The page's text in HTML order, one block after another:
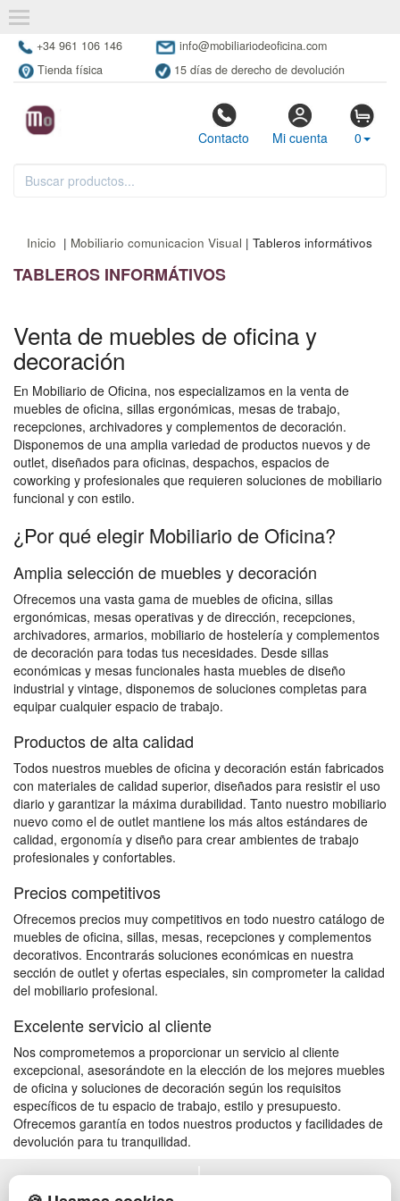
+34 961 106 146
info@mobiliariodeoficina.com
Tienda física
15 días de derecho de devolución
Contacto Mi cuenta 0
Inicio | Mobiliario comunicacion Visual | Tableros informátivos
TABLEROS INFORMÁTIVOS
Venta de muebles de oficina y
decoración
En Mobiliario de Oficina, nos especializamos en la venta de
muebles de oficina, sillas ergonómicas, mesas de trabajo,
recepciones, archivadores y complementos de decoración.
Disponemos de una amplia variedad de productos nuevos y de
outlet, diseñados para oficinas, despachos, espacios de
coworking y profesionales que requieren soluciones de mobiliario
funcional y con estilo.
¿Por qué elegir Mobiliario de Oficina?
Amplia selección de muebles y decoración
Ofrecemos una vasta gama de muebles de oficina, sillas
ergonómicas, mesas operativas y de dirección, recepciones,
archivadores, armarios, mobiliario de hostelería y complementos
de decoración para todas tus necesidades. Desde sillas
económicas y mesas funcionales hasta muebles de diseño
industrial y vintage, disponemos de soluciones completas para
equipar cualquier espacio de trabajo.
Productos de alta calidad
Todos nuestros muebles de oficina y decoración están fabricados
con materiales de calidad superior, diseñados para resistir el uso
diario y garantizar la máxima durabilidad. Tanto nuestro mobiliario
nuevo como el de outlet mantiene los más altos estándares de
calidad, ergonomía y diseño para crear ambientes de trabajo
profesionales y confortables.
Precios competitivos
Ofrecemos precios muy competitivos en todo nuestro catálogo de
muebles de oficina, sillas, mesas, recepciones y complementos
decorativos. Encontrarás soluciones económicas en nuestra
sección de outlet y ofertas especiales, sin comprometer la calidad
del mobiliario profesional.
Excelente servicio al cliente
Nos comprometemos a proporcionar un servicio al cliente
excepcional, asesorándote en la elección de los mejores muebles
de oficina y soluciones de decoración según los requisitos
específicos de tu espacio de trabajo, estilo y presupuesto.
Ofrecemos garantía en todos nuestros productos y facilidades de
devolución para tu tranquilidad.